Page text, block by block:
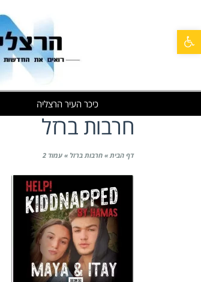
כיכר העיר הרצליה
חרבות ברזל
דף הבית» חרבות ברזל » עמוד 2
פתח סרגל נגישות